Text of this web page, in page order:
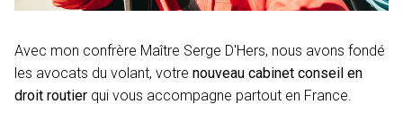
Avec mon confrère Maître Serge D'Hers, nous avons fondé
les avocats du volant, votre nouveau cabinet conseil en
droit routier qui vous accompagne partout en France.